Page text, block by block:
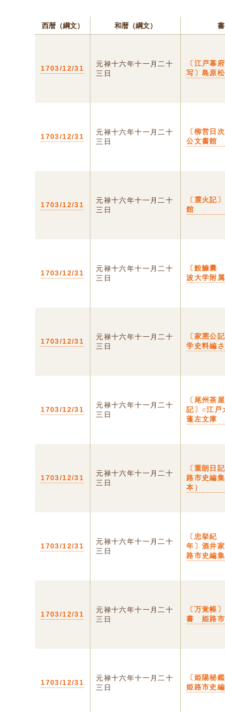
西暦（綱文） 和暦（綱文）
1703/12/31
元禄十六年十一月二十
三日
〔江戸
写〕島原
1703/12/31
元禄十六年十一月二十
三日
〔柳営日
公文書館
1703/12/31
元禄十六年十一月二十
三日
〔震火記
館
1703/12/31
元禄十六年十一月二十
三日
〔鮟鱇囊
波大学附
1703/12/31
元禄十六年十一月二十
三日
〔家𠘕公
学史料編
1703/12/31
元禄十六年十一月二十
三日
〔尾州茶
記〕○江戸
蓬左文庫
1703/12/31
元禄十六年十一月二十
三日
〔重朗日
路市史編
本）
1703/12/31
元禄十六年十一月二十
三日
〔忠挙紀
年〕酒井
路市史編
1703/12/31
元禄十六年十一月二十
三日
〔万覚帳
書 姫路市
1703/12/31
元禄十六年十一月二十
三日
〔姫陽秘
姫路市史